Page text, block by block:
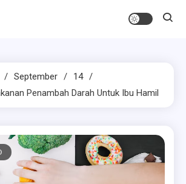
September
14
Penambah Darah Untuk Ibu Hamil